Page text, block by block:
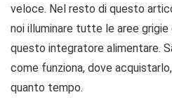
veloce. Nel resto di questo
noi illuminare tutte le aree
questo integratore alimentare.
come funziona, dove
quanto tempo.